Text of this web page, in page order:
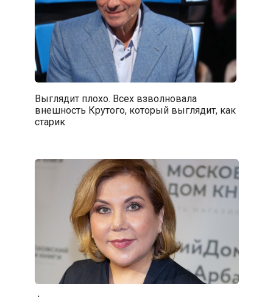
Выглядит плохо. Всех взволновала
внешность Крутого, который выглядит, как
старик